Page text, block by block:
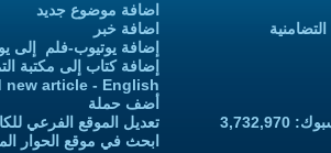
اضافة موضوع جديد
اضافة خبر
إضافة يوتيوب-فلم إلى
إضافة كتاب إلى مكتبة
new article - English
أضف حملة
تعديل الموقع الفرعي
ابحث في موقع الحوار